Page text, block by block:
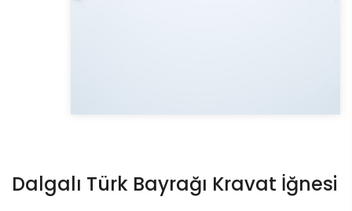
Dalgalı Türk Bayrağı Kravat İğnesi